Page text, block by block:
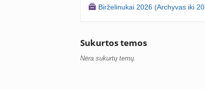
Birželinukai 2026 (Archyvas iki
Sukurtos temos
Nėra sukurtų temų.